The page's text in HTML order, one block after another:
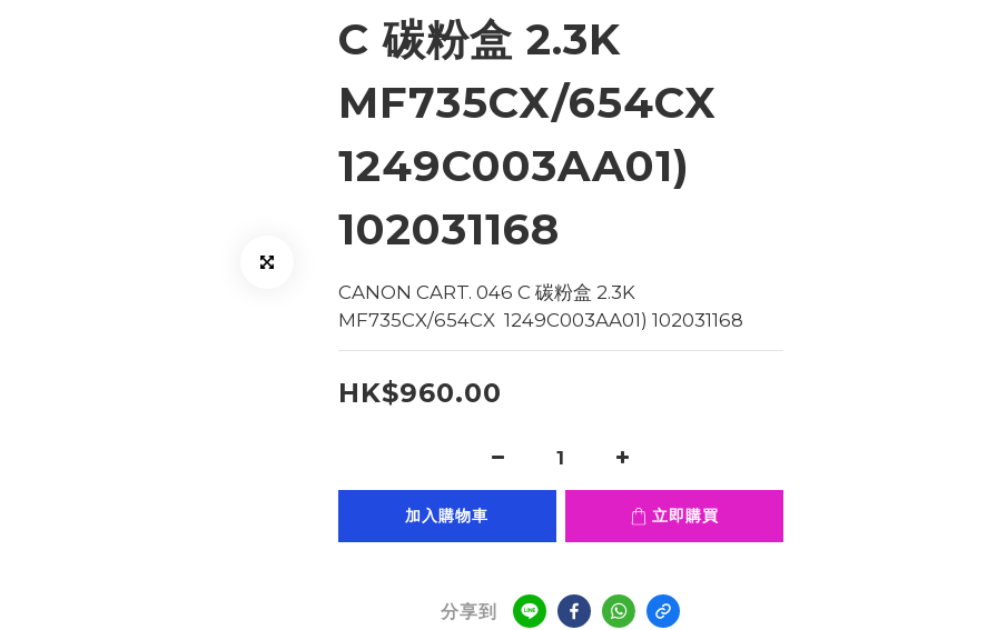
C 碳粉盒 2.3K
MF735CX/654CX
1249C003AA01)
102031168
CANON CART. 046 C 碳粉盒 2.3K
MF735CX/654CX  1249C003AA01) 102031168
HK$960.00
加入購物車 立即購買
分享到